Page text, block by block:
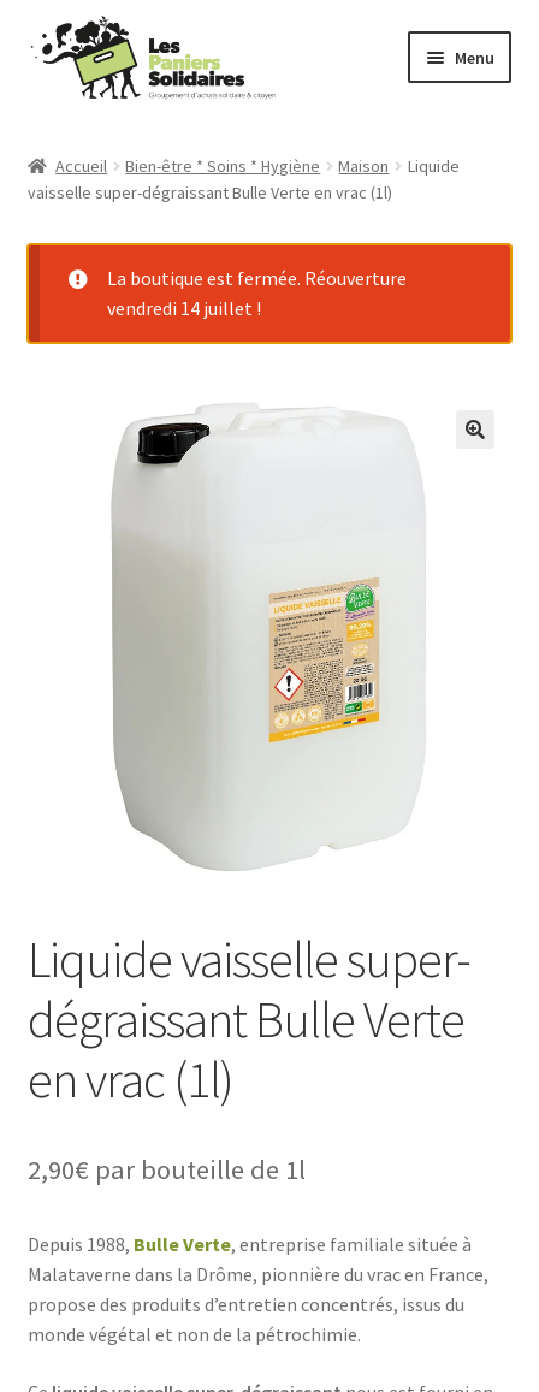
Aller
Aller
contenu
Menu
Producteurs
Accueil Bien-être * Soins * Hygiène Maison
Liquide
vaisselle super-dégraissant Bulle Verte en vrac (1l)
La boutique est fermée. Réouverture
vendredi 14 juillet !
Liquide vaisselle super-
dégraissant Bulle Verte
en vrac (1l)
2,90€ par bouteille de 1l
Depuis 1988, Bulle Verte, entreprise familiale située à
Malataverne dans la Drôme, pionnière du vrac en France,
propose des produits d’entretien concentrés, issus du
monde végétal et non de la pétrochimie.